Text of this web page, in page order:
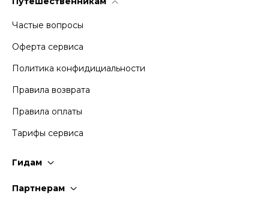
Частые вопросы
Оферта сервиса
Политика конфидициальности
Правила возврата
Правила оплаты
Тарифы сервиса
Гидам
Партнерам